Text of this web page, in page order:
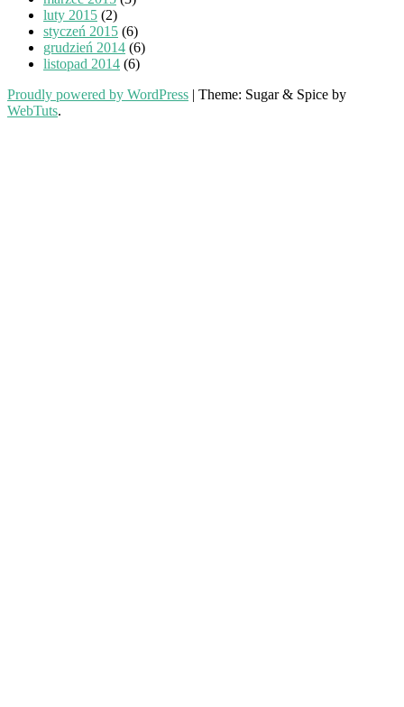
luty 2015 (2)
styczeń 2015 (6)
grudzień 2014 (6)
listopad 2014 (6)
Proudly powered by WordPress | Theme: Sugar & Spice by
WebTuts.